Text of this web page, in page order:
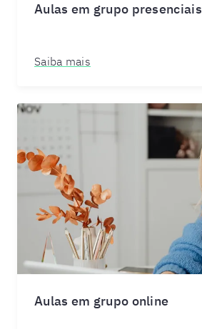
Aulas em grupo presenciais
Saiba mais
Aulas em grupo online